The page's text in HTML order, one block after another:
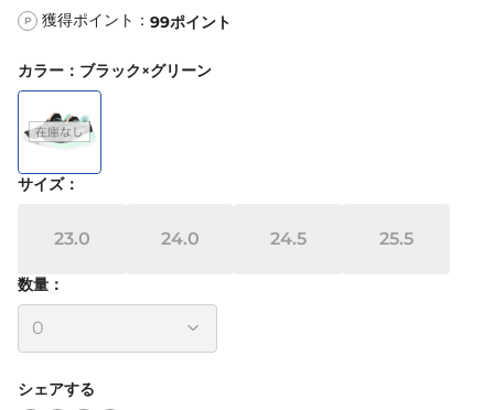
P 獲得ポイント： 99ポイント
カラー ： ブラック×グリーン
サイズ：
23.0 24.0 24.5 25.5
数量：
シェアする